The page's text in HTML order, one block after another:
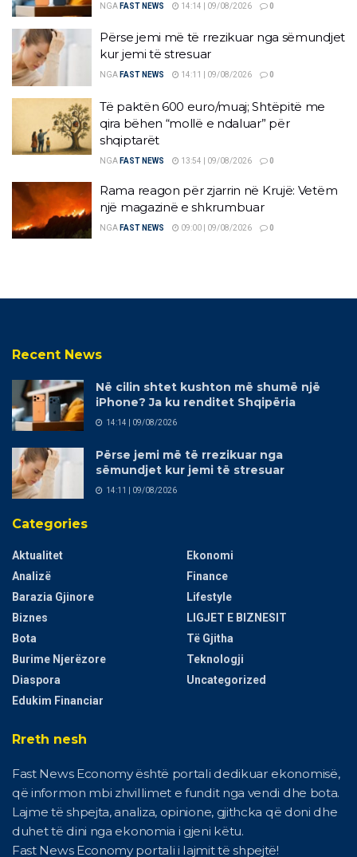
NGA FAST NEWS 14:14 | 09/08/2026 0
Përse jemi më të rrezikuar nga sëmundjet
kur jemi të stresuar
NGA FAST NEWS 14:11 | 09/08/2026 0
Të paktën 600 euro/muaj; Shtëpitë me
qira bëhen “mollë e ndaluar” për
shqiptarët
NGA FAST NEWS 13:54 | 09/08/2026 0
Rama reagon për zjarrin në Krujë: Vetëm
një magazinë e shkrumbuar
NGA FAST NEWS 09:00 | 09/08/2026 0
Recent News
Në cilin shtet kushton më shumë një
iPhone? Ja ku renditet Shqipëria
14:14 | 09/08/2026
Përse jemi më të rrezikuar nga
sëmundjet kur jemi të stresuar
14:11 | 09/08/2026
Categories
Aktualitet
Analizë
Barazia Gjinore
Biznes
Bota
Burime Njerëzore
Diaspora
Edukim Financiar
Ekonomi
Finance
Lifestyle
LIGJET E BIZNESIT
Të Gjitha
Teknologji
Uncategorized
Rreth nesh
Fast News Economy është portali dedikuar ekonomisë,
që informon mbi zhvillimet e fundit nga vendi dhe bota.
Lajme të shpejta, analiza, opinione, gjithcka që doni dhe
duhet të dini nga ekonomia i gjeni këtu.
Fast News Economy portali i lajmit të shpejtë!